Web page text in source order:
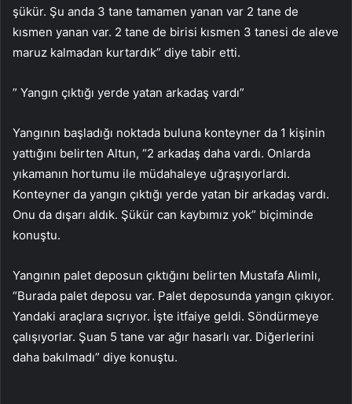
şükür. Şu anda 3 tane tamamen yanan var 2 tane de
kısmen yanan var. 2 tane de birisi kısmen 3 tanesi de aleve
maruz kalmadan kurtardık” diye tabir etti.
” Yangın çıktığı yerde yatan arkadaş vardı”
Yangının başladığı noktada buluna konteyner da 1 kişinin
yattığını belirten Altun, “2 arkadaş daha vardı. Onlarda
yıkamanın hortumu ile müdahaleye uğraşıyorlardı.
Konteyner da yangın çıktığı yerde yatan bir arkadaş vardı.
Onu da dışarı aldık. Şükür can kaybımız yok” biçiminde
konuştu.
Yangının palet deposun çıktığını belirten Mustafa Alımlı,
“Burada palet deposu var. Palet deposunda yangın çıkıyor.
Yandaki araçlara sıçrıyor. İşte itfaiye geldi. Söndürmeye
çalışıyorlar. Şuan 5 tane var ağır hasarlı var. Diğerlerini
daha bakılmadı” diye konuştu.